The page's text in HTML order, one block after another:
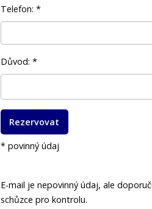
Telefon: *
Důvod: *
Rezervovat
* povinný údaj
E-mail je nepovinný údaj, ale
schůzce pro kontrolu.